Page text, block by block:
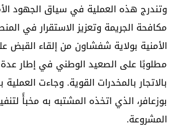
وتندرج هذه العملية في سياق الجهود
مكافحة الجريمة وتعزيز الاستقرار في
الأمنية بولاية شفشاون من إلقاء
مطلوبًا على الصعيد الوطني في إطار
بالاتجار بالمخدرات القوية. وجاءت
بوزعافر، الذي اتخذه المشتبه به مخبأً
المشروعة.